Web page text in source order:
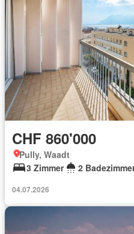
CHF 860'000
Pully, Waadt
3 Zimmer
2
04.07.2026